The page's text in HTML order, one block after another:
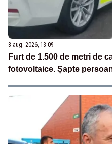
8 aug. 2026, 13:09
Furt de 1.500 de metri de
fotovoltaice. Șapte